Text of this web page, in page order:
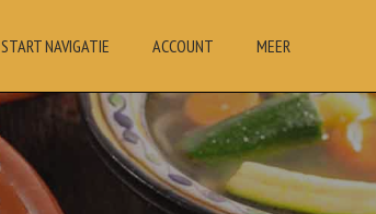
START NAVIGATIE ACCOUNT MEER